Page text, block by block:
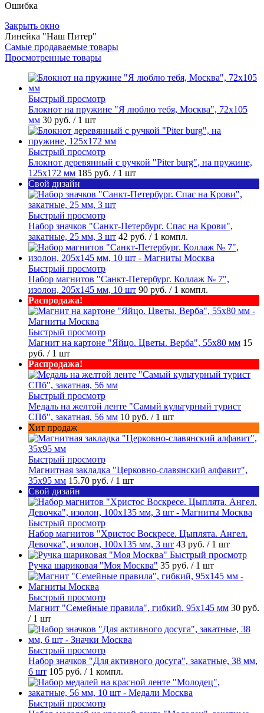
Ошибка
Закрыть окно
Линейка "Наш Питер"
Самые продаваемые товары
Просмотренные товары
Быстрый просмотр
Блокнот на пружине "Я люблю тебя, Москва", 72х105
мм 30 руб. / 1 шт
Быстрый просмотр
Блокнот деревянный с ручкой "Piter burg", на пружине,
125х172 мм 185 руб. / 1 шт
Свой дизайн
Быстрый просмотр
Набор значков "Санкт-Петербург. Спас на Крови",
закатные, 25 мм, 3 шт 42 руб. / 1 компл.
Быстрый просмотр
Набор магнитов "Санкт-Петербург. Коллаж № 7",
изолон, 205х145 мм, 10 шт 90 руб. / 1 компл.
Распродажа!
Быстрый просмотр
Магнит на картоне "Яйцо. Цветы. Верба", 55х80 мм 15
руб. / 1 шт
Распродажа!
Быстрый просмотр
Медаль на желтой ленте "Самый культурный турист
СПб", закатная, 56 мм 10 руб. / 1 шт
Хит продаж
Быстрый просмотр
Магнитная закладка "Церковно-славянский алфавит",
35х95 мм 15.70 руб. / 1 шт
Свой дизайн
Быстрый просмотр
Набор магнитов "Христос Воскресе. Цыплята. Ангел.
Девочка", изолон, 100х135 мм, 3 шт 43 руб. / 1 шт
Быстрый просмотр
Ручка шариковая "Моя Москва" 35 руб. / 1 шт
Быстрый просмотр
Магнит "Семейные правила", гибкий, 95х145 мм 30 руб.
/ 1 шт
Быстрый просмотр
Набор значков "Для активного досуга", закатные, 38 мм,
6 шт 105 руб. / 1 компл.
Быстрый просмотр